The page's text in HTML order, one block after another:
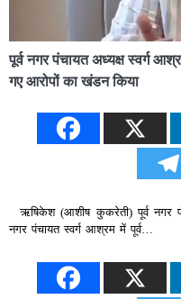
पूर्व नगर पंचायत अध्यक्ष स्वर्ग
गए आरोपों का खंडन किया
ऋषिकेश (आशीष कुकरेती) पूर्व नगर
नगर पंचायत स्वर्ग आश्रम में पूर्व…